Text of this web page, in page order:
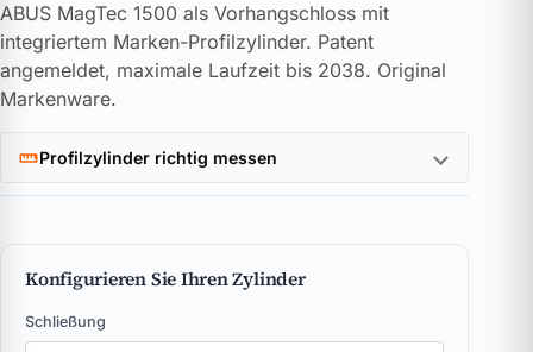
ABUS MagTec 1500 als Vorhangschloss mit
integriertem Marken-Profilzylinder. Patent
angemeldet, maximale Laufzeit bis 2038. Original
Markenware.
Profilzylinder richtig messen
Konfigurieren Sie Ihren Zylinder
Schließung